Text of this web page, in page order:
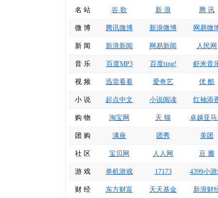
名 站 谷 歌 新 浪 腾 讯
微 博 腾讯微博 新浪微博 网易微
新 闻 新浪新闻 网易新闻 人民网
音 乐 百度MP3 百度ting! 虾米音
视 频 迅雷看看 爱奇艺 优 酷
小 说 起点中文 小说阅读 红袖添
购 物 淘宝网 天 猫 卓越亚
团 购 满座 团秀 美团
社 区 宝贝网 人人网 豆 瓣
游 戏 单机游戏 17173 4399小
财 经 东方财富 天天基金 新浪财